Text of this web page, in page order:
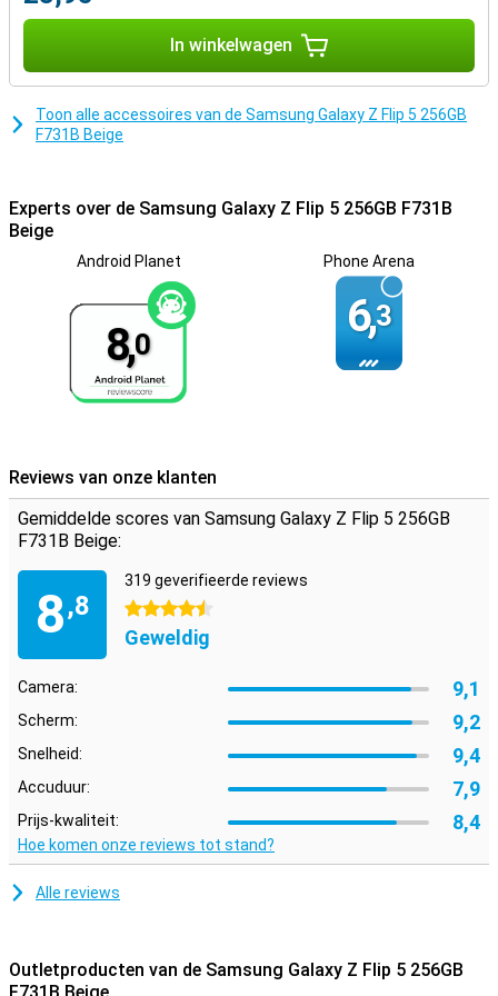
netwerkverbinding.
Ongeëvenaarde camera- en video-eigenschappen
De Samsung Galaxy Z Flip5 is voorzien van twee 12MP camera’s
aan de achterzijde met een videoresolutie van 4K. Met functies
zoals Quick Shot zoom, portretmodus en Flex Cam kun je perfecte
Samengevat is de Samsung Galaxy Z Flip5 een technologisch
meesterwerk, ontworpen voor gebruikers die het beste willen. Met
zijn superieure Dynamic AMOLED-schermen, krachtige Snapdragon
8 Gen2-processor, veelzijdige opslagopties en geavanceerde
camerafuncties, tilt deze smartphone de mobiele ervaring naar
een hoger niveau.
In winkelwagen
Toon alle accessoires van de Samsung Galaxy Z Flip 5 256GB
F731B Beige
Experts over de Samsung Galaxy Z Flip 5 256GB F731B
Beige
Android Planet
8,0
Phone Arena
6,3
Reviews van onze klanten
Gemiddelde scores van Samsung Galaxy Z Flip 5 256GB
F731B Beige:
8,8
319 geverifieerde reviews
4.5 sterren
Geweldig
Camera: 9,1
Scherm: 9,2
Snelheid: 9,4
Accuduur: 7,9
Prijs-kwaliteit: 8,4
Hoe komen onze reviews tot stand?
Alle reviews
Outletproducten van de Samsung Galaxy Z Flip 5 256GB